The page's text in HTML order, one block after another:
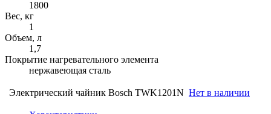
1800
Вес, кг
1
Объем, л
1,7
Покрытие нагревательного элемента
нержавеющая сталь
Электрический чайник Bosch TWK1201N Нет в наличии